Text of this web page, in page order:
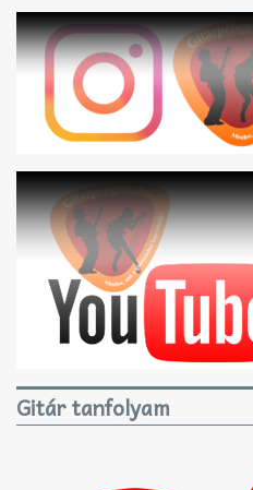
Gitár tanfolyam